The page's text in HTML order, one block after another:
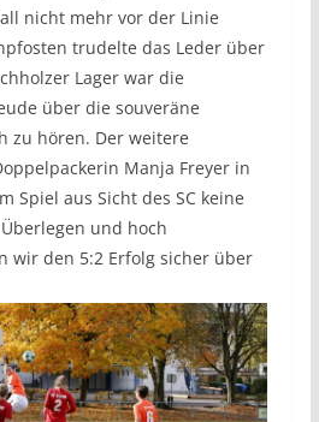
nicht mehr vor der Linie
trudelte das Leder über
Lager war die
über die souveräne
zu hören. Der weitere
Manja Freyer in
Spiel aus Sicht des SC keine
und hoch
wir den 5:2 Erfolg sicher über